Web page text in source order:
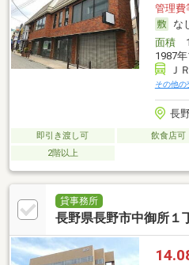
管理費
な
面積
1987
Ｊ
その他の
長
即引き渡し可 飲食店可
2階以上
貸事務所
長野県長野市中御所１